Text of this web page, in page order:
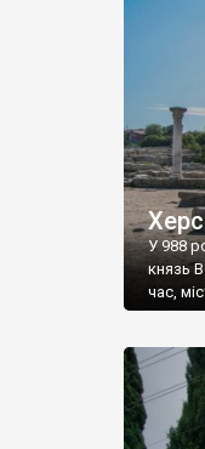
влада
У 988
князь
час,